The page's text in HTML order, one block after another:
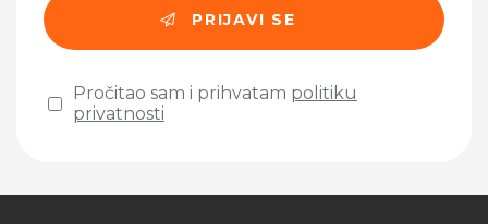
Pročitao sam i prihvatam politiku
privatnosti